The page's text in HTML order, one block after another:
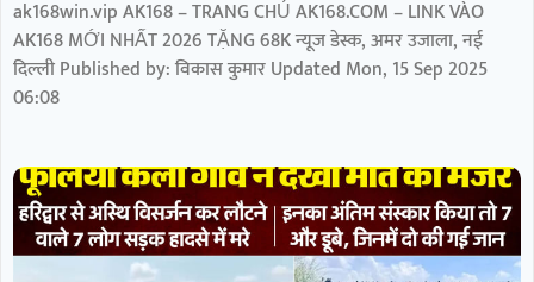
ak168win.vip AK168 – TRANG CHỦ AK168.COM – LINK VÀO
AK168 MỚI NHẤT 2026 TẶNG 68K न्यूज डेस्क, अमर उजाला, नई
दिल्ली Published by: विकास कुमार Updated Mon, 15 Sep 2025
06:08